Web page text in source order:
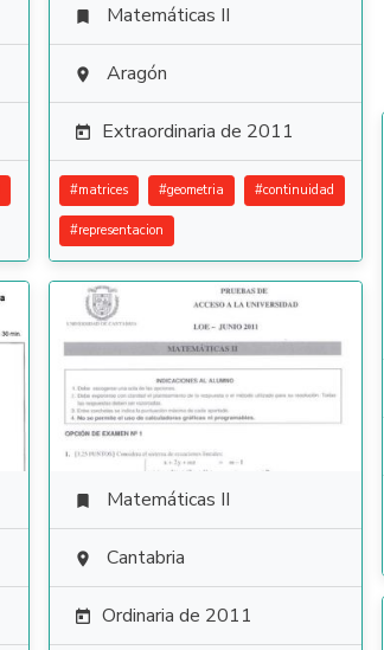
 Matemáticas II
 Aragón
 Extraordinaria de 2011
#matrices #geometria #continuidad
#representacion
 Matemáticas II
 Cantabria
 Ordinaria de 2011